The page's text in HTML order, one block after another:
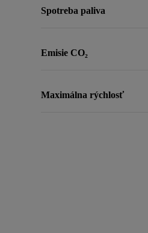
Spotreba paliva
Emisie CO₂
Maximálna rýchlosť